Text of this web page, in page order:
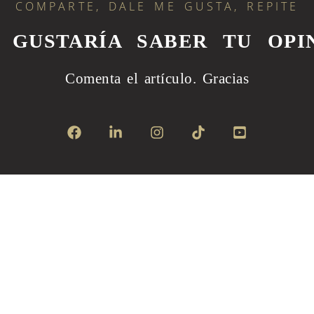
COMPARTE, DALE ME GUSTA, REPITE
GUSTARÍA SABER TU
Comenta el artículo. Gracias